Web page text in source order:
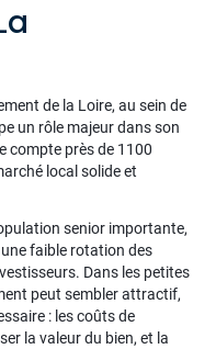
de la Loire, au sein de
un rôle majeur dans son
compte près de 1100
local solide et
senior importante,
faible rotation des
Dans les petites
peut sembler attractif,
: les coûts de
la valeur du bien, et la